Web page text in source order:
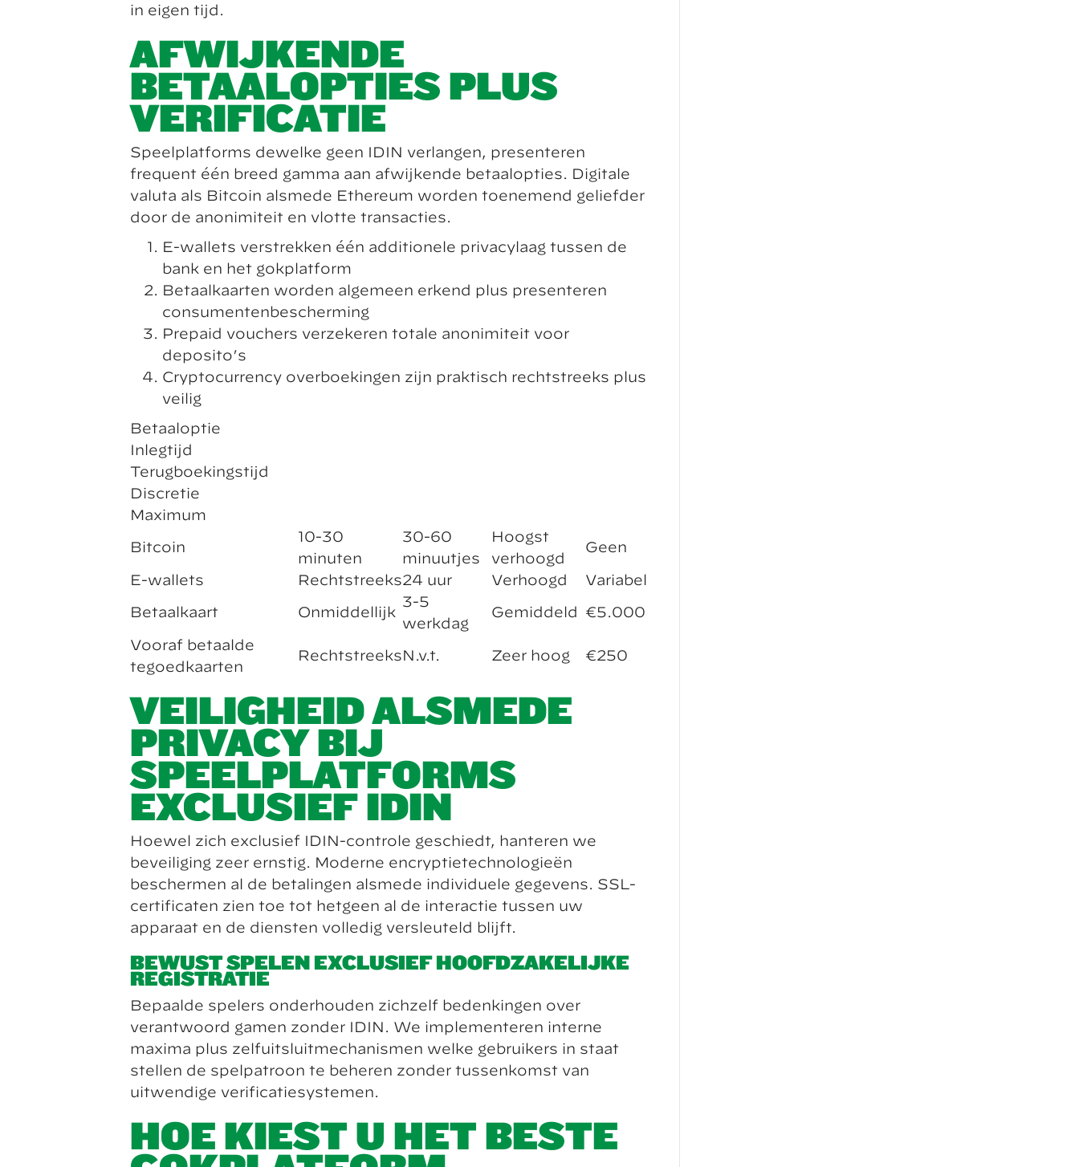
in eigen tijd.
AFWIJKENDE
BETAALOPTIES PLUS
VERIFICATIE
Speelplatforms dewelke geen IDIN verlangen, presenteren
frequent één breed gamma aan afwijkende betaalopties. Digitale
valuta als Bitcoin alsmede Ethereum worden toenemend geliefder
door de anonimiteit en vlotte transacties.
E-wallets verstrekken één additionele privacylaag tussen de
bank en het gokplatform
Betaalkaarten worden algemeen erkend plus presenteren
consumentenbescherming
Prepaid vouchers verzekeren totale anonimiteit voor
deposito’s
Cryptocurrency overboekingen zijn praktisch rechtstreeks plus
veilig
Betaaloptie
Inlegtijd
Terugboekingstijd
Discretie
Maximum
Bitcoin
10-30
minuten
30-60
minuutjes
Hoogst
verhoogd
Geen
E-wallets
Rechtstreeks24 uur Verhoogd
Variabel
Betaalkaart
Onmiddellijk
3-5
werkdag
Gemiddeld €5.000
Vooraf betaalde
tegoedkaarten
RechtstreeksN.v.t. Zeer hoog €250
VEILIGHEID ALSMEDE
PRIVACY BIJ
SPEELPLATFORMS
EXCLUSIEF IDIN
Hoewel zich exclusief IDIN-controle geschiedt, hanteren we
beveiliging zeer ernstig. Moderne encryptietechnologieën
beschermen al de betalingen alsmede individuele gegevens. SSL-
certificaten zien toe tot hetgeen al de interactie tussen uw
apparaat en de diensten volledig versleuteld blijft.
BEWUST SPELEN EXCLUSIEF HOOFDZAKELIJKE
REGISTRATIE
Bepaalde spelers onderhouden zichzelf bedenkingen over
verantwoord gamen zonder IDIN. We implementeren interne
maxima plus zelfuitsluitmechanismen welke gebruikers in staat
stellen de spelpatroon te beheren zonder tussenkomst van
uitwendige verificatiesystemen.
HOE KIEST U HET BESTE